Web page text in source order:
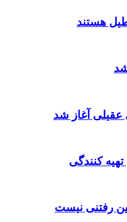
هستند
عقیلی آغاز شد
کنندگی
رفتنی نیست